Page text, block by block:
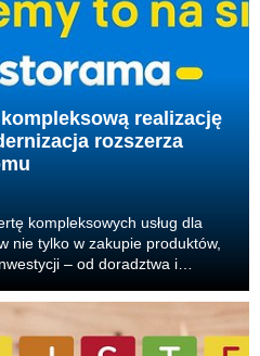
realizację
rozszerza
kompleksowych usług dla
nie tylko w zakupie produktów,
– od doradztwa i
Właśnie tak dzia...